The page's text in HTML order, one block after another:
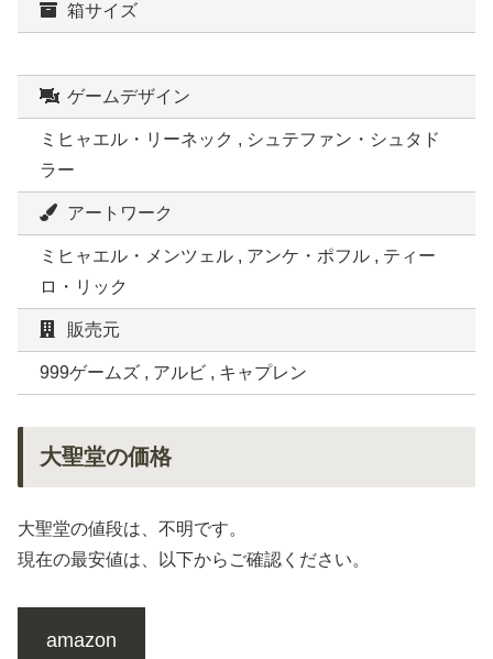
箱サイズ
ゲームデザイン
ミヒャエル・リーネック , シュテファン・シュタド
ラー
アートワーク
ミヒャエル・メンツェル , アンケ・ポフル , ティー
ロ・リック
販売元
999ゲームズ , アルビ , キャプレン
大聖堂の価格
大聖堂の値段は、不明です。
現在の最安値は、以下からご確認ください。
amazon